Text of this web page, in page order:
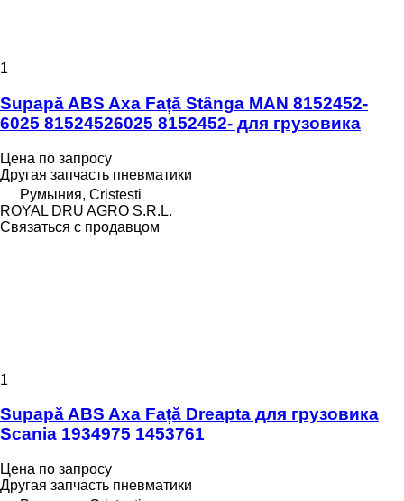
1
Supapă ABS Axa Față Stânga MAN 8152452-
6025 81524526025 8152452- для грузовика
Цена по запросу
Другая запчасть пневматики
Румыния, Cristesti
ROYAL DRU AGRO S.R.L.
Связаться с продавцом
1
Supapă ABS Axa Față Dreapta для грузовика
Scania 1934975 1453761
Цена по запросу
Другая запчасть пневматики